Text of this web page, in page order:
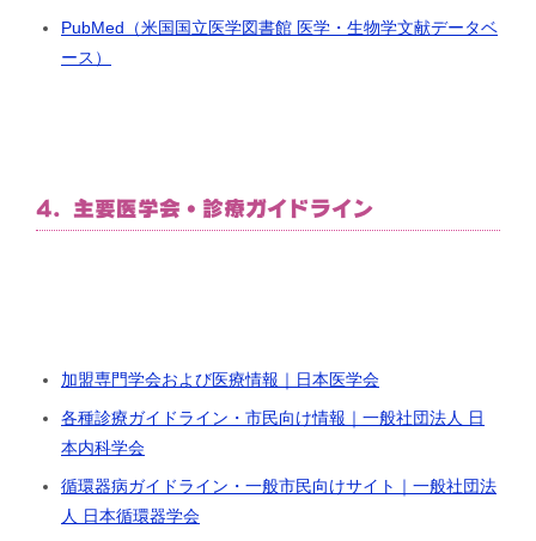
PubMed（米国国立医学図書館 医学・生物学文献データベ
ース）
4. 主要医学会・診療ガイドライン
加盟専門学会および医療情報｜日本医学会
各種診療ガイドライン・市民向け情報｜一般社団法人 日
本内科学会
循環器病ガイドライン・一般市民向けサイト｜一般社団法
人 日本循環器学会